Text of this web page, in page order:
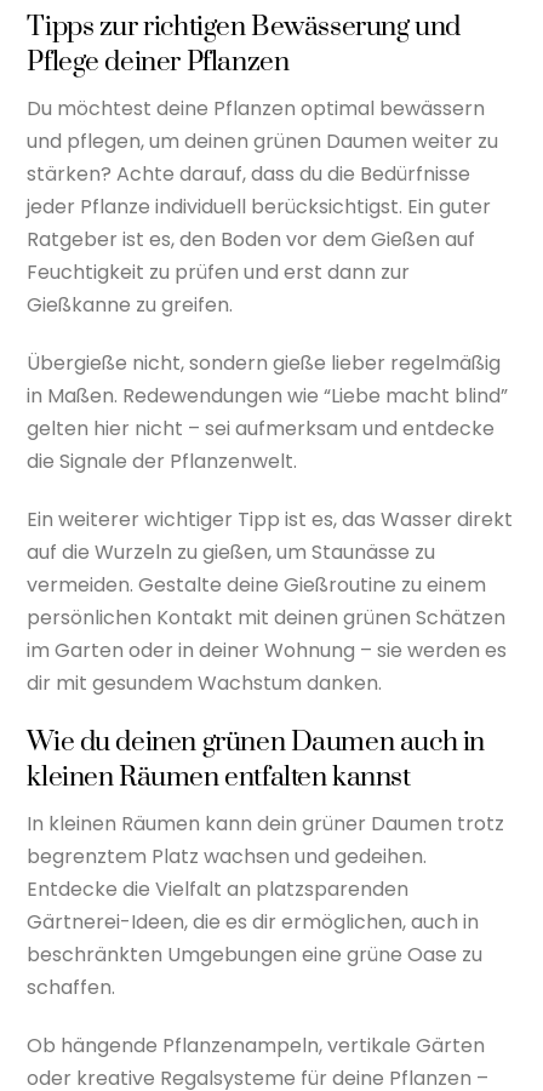
Tipps zur richtigen Bewässerung und
Pflege deiner Pflanzen
Du möchtest deine Pflanzen optimal bewässern
und pflegen, um deinen grünen Daumen weiter zu
stärken? Achte darauf, dass du die Bedürfnisse
jeder Pflanze individuell berücksichtigst. Ein guter
Ratgeber ist es, den Boden vor dem Gießen auf
Feuchtigkeit zu prüfen und erst dann zur
Gießkanne zu greifen.
Übergieße nicht, sondern gieße lieber regelmäßig
in Maßen. Redewendungen wie “Liebe macht blind”
gelten hier nicht – sei aufmerksam und entdecke
die Signale der Pflanzenwelt.
Ein weiterer wichtiger Tipp ist es, das Wasser direkt
auf die Wurzeln zu gießen, um Staunässe zu
vermeiden. Gestalte deine Gießroutine zu einem
persönlichen Kontakt mit deinen grünen Schätzen
im Garten oder in deiner Wohnung – sie werden es
dir mit gesundem Wachstum danken.
Wie du deinen grünen Daumen auch in
kleinen Räumen entfalten kannst
In kleinen Räumen kann dein grüner Daumen trotz
begrenztem Platz wachsen und gedeihen.
Entdecke die Vielfalt an platzsparenden
Gärtnerei-Ideen, die es dir ermöglichen, auch in
beschränkten Umgebungen eine grüne Oase zu
schaffen.
Ob hängende Pflanzenampeln, vertikale Gärten
oder kreative Regalsysteme für deine Pflanzen –